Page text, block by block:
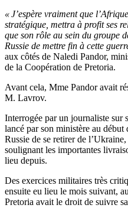
« J’espère vraiment que
stratégique, mettra à profit ses
que son rôle au sein du groupe
Russie de mettre fin à cette
aux côtés de Naledi Pandor,
de la Coopération de Pretoria.
Avant cela, Mme Pandor avait
M. Lavrov.
Interrogée par un journaliste sur
lancé par son ministère au début
Russie de se retirer de
soulignant les importantes
lieu depuis.
Des exercices militaires très
ensuite eu lieu le mois suivant,
Pretoria avait le droit de suivre